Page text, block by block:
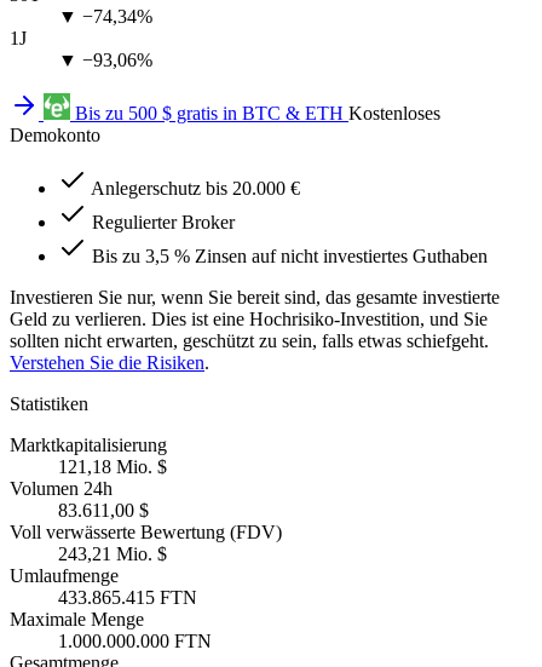
▼ −74,34%
1J
▼ −93,06%
Bis zu 500 $ gratis in BTC & ETH Kostenloses
Demokonto
Anlegerschutz bis 20.000 €
Regulierter Broker
Bis zu 3,5 % Zinsen auf nicht investiertes Guthaben
Investieren Sie nur, wenn Sie bereit sind, das gesamte investierte
Geld zu verlieren. Dies ist eine Hochrisiko-Investition, und Sie
sollten nicht erwarten, geschützt zu sein, falls etwas schiefgeht.
Verstehen Sie die Risiken.
Statistiken
Marktkapitalisierung
121,18 Mio. $
Volumen 24h
83.611,00 $
Voll verwässerte Bewertung (FDV)
243,21 Mio. $
Umlaufmenge
433.865.415 FTN
Maximale Menge
1.000.000.000 FTN
Gesamtmenge